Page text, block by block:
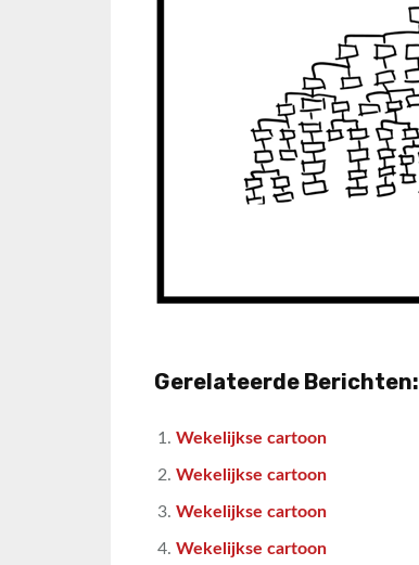
Gerelateerde Berichten:
Wekelijkse cartoon
Wekelijkse cartoon
Wekelijkse cartoon
Wekelijkse cartoon